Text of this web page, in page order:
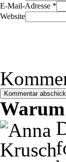
E-Mail-Adresse *
Website